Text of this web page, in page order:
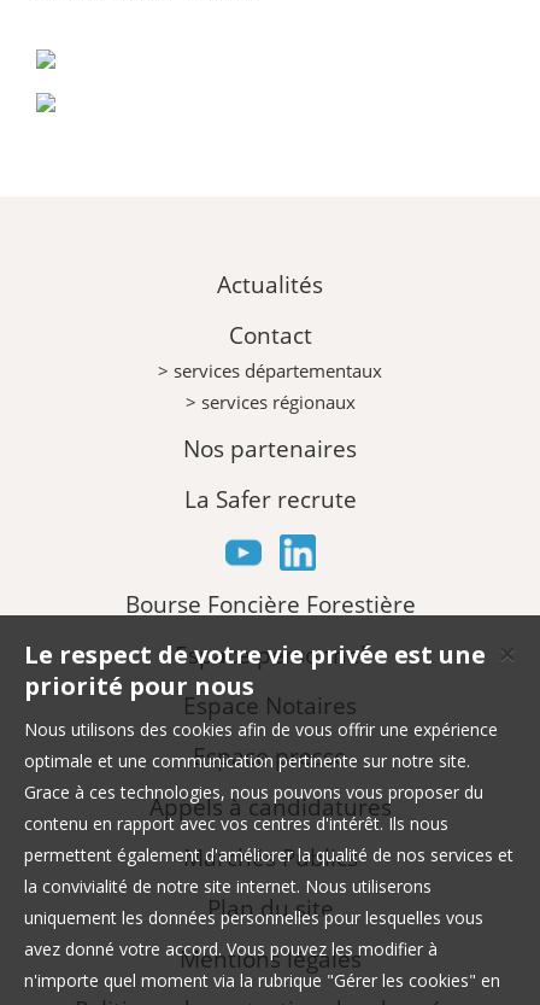
Actualités
Contact
> services départementaux
> services régionaux
Nos partenaires
La Safer recrute
Bourse Foncière Forestière
Espace personnel
Espace Notaires
Espace presse
Appels à candidatures
Marchés Publics
Plan du site
Mentions légales
✕
Le respect de votre vie privée est une
priorité pour nous
Nous utilisons des cookies afin de vous offrir une expérience
optimale et une communication pertinente sur notre site.
Grace à ces technologies, nous pouvons vous proposer du
contenu en rapport avec vos centres d'intérêt. Ils nous
permettent également d'améliorer la qualité de nos services et
la convivialité de notre site internet. Nous utiliserons
uniquement les données personnelles pour lesquelles vous
avez donné votre accord. Vous pouvez les modifier à
n'importe quel moment via la rubrique "Gérer les cookies" en